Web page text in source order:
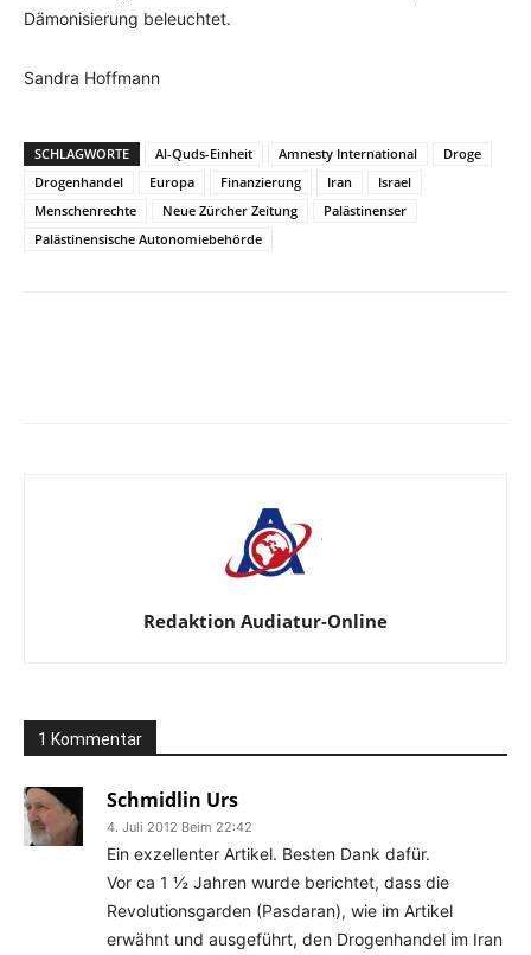
Dämonisierung beleuchtet.
Sandra Hoffmann
SCHLAGWORTE Al-Quds-Einheit Amnesty International
Droge
Drogenhandel
Europa Finanzierung Iran
Israel
Menschenrechte
Neue Zürcher Zeitung
Palästinenser
Palästinensische Autonomiebehörde
Redaktion Audiatur-Online
1 Kommentar
Schmidlin Urs
4. Juli 2012 Beim 22:42
Ein exzellenter Artikel. Besten Dank dafür.
Vor ca 1 ½ Jahren wurde berichtet, dass die
Revolutionsgarden (Pasdaran), wie im Artikel
erwähnt und ausgeführt, den Drogenhandel im Iran